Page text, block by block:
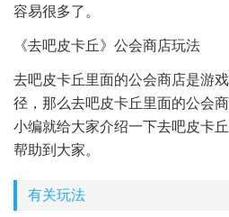
容易很多了。
《去吧皮卡丘》公会商店玩法
去吧皮卡丘里面的公会商店是游
径，那么去吧皮卡丘里面的公会
小编就给大家介绍一下去吧皮卡
帮助到大家。
有关玩法